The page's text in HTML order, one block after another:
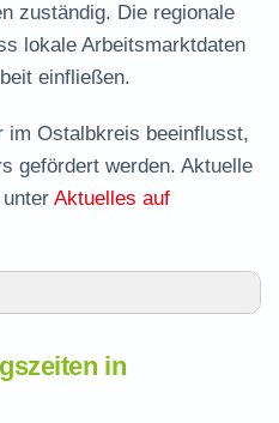
zuständig. Die regionale
lokale Arbeitsmarktdaten
einfließen.
im Ostalbkreis beeinflusst,
gefördert werden. Aktuelle
Aktuelles auf
in
in